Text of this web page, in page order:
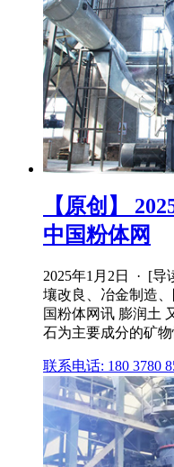
【原创】
中国粉体网
2025年1月2日 · [导
壤改良、冶金制造
国粉体网讯 膨润土
石为主要成分的矿物
联系电话: 180 3780